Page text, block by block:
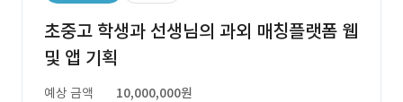
초중고 학생과 선생님의 과외 매칭플랫폼 웹
및 앱 기획
예상 금액
10,000,000원